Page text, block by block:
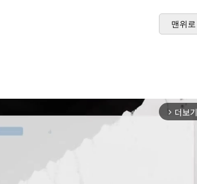
맨위로
arrow_forward_ios 더보기